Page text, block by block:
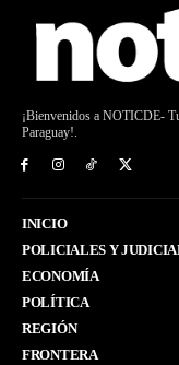
¡Bienvenidos a NOTICDE-
Paraguay!.
INICIO
POLICIALES Y
ECONOMÍA
POLÍTICA
REGIÓN
FRONTERA